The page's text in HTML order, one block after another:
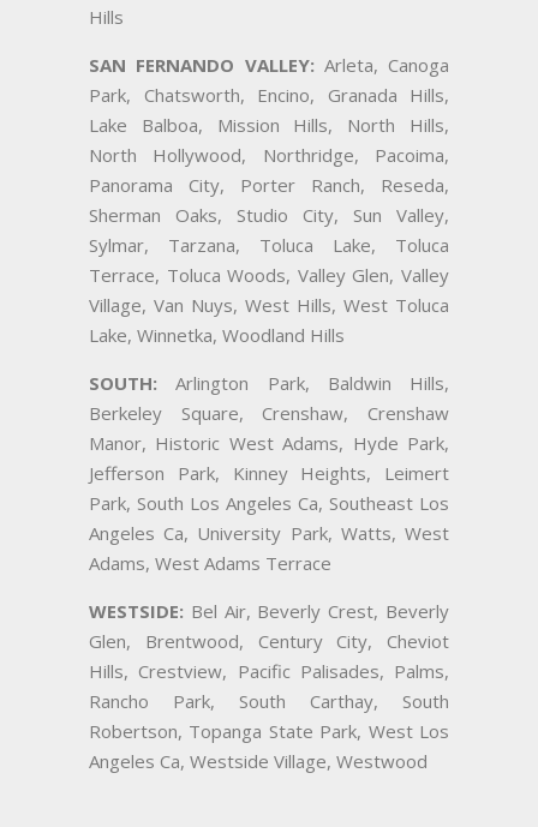
Hills
SAN FERNANDO VALLEY: Arleta, Canoga
Park, Chatsworth, Encino, Granada Hills,
Lake Balboa, Mission Hills, North Hills,
North Hollywood, Northridge, Pacoima,
Panorama City, Porter Ranch, Reseda,
Sherman Oaks, Studio City, Sun Valley,
Sylmar, Tarzana, Toluca Lake, Toluca
Terrace, Toluca Woods, Valley Glen, Valley
Village, Van Nuys, West Hills, West Toluca
Lake, Winnetka, Woodland Hills
SOUTH: Arlington Park, Baldwin Hills,
Berkeley Square, Crenshaw, Crenshaw
Manor, Historic West Adams, Hyde Park,
Jefferson Park, Kinney Heights, Leimert
Park, South Los Angeles Ca, Southeast Los
Angeles Ca, University Park, Watts, West
Adams, West Adams Terrace
WESTSIDE: Bel Air, Beverly Crest, Beverly
Glen, Brentwood, Century City, Cheviot
Hills, Crestview, Pacific Palisades, Palms,
Rancho Park, South Carthay, South
Robertson, Topanga State Park, West Los
Angeles Ca, Westside Village, Westwood